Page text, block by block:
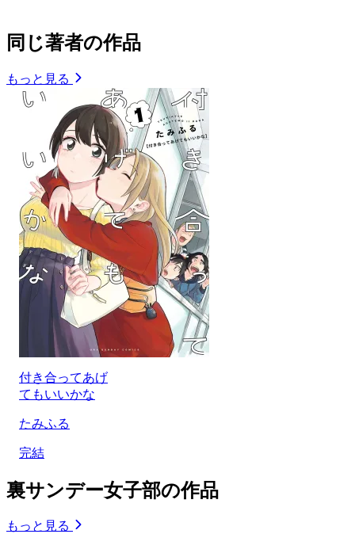
同じ著者の作品
もっと見る
付き合ってあげ
てもいいかな
たみふる
完結
裏サンデー女子部の作品
もっと見る